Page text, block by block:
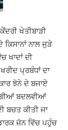
ਖੇਤੀਬਾੜੀ
ਨਾਲ ਜੁੜੇ
ਖਾਦਾਂ ਦੀ
ਪ੍ਰਬੰਧਾਂ ਦਾ
ਝੋਨੇ ਦੇ ਬਜਾਏ
ਬਦਲਵੀਆਂ
ਬਚਤ ਕੀਤੀ ਜਾ
ਜ਼ੋਨ ਵਿੱਚ ਪਹੁੰਚ